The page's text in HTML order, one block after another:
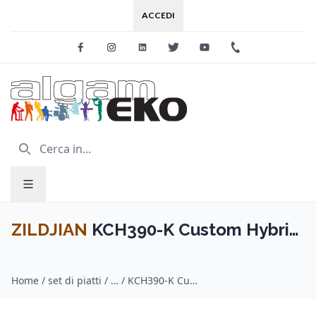
ACCEDI
FacebookInstagramLinkedinTwitter Youtube
ZILDJIAN KCH390-K Custom Hybrid
Home / set di piatti / ZILDJIAN / KCH390-K Custom Hybrid Cymbal Pack